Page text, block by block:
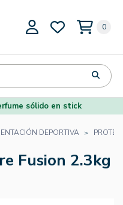
0
sólido en stick
DEPORTIVA
Fusion 2.3kg